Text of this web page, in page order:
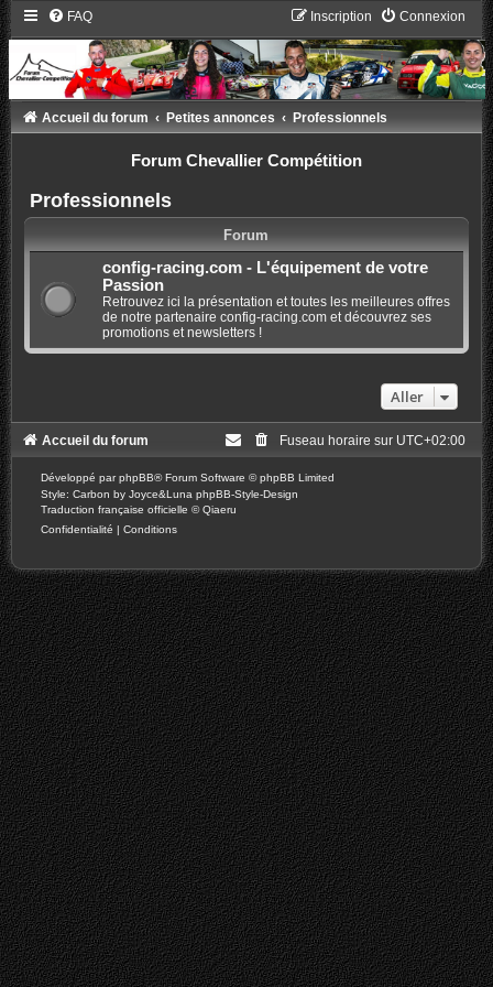
FAQ Connexion
Inscription
Accueil du forum Petites annonces Professionnels
Forum Chevallier Compétition
Professionnels
Forum
config-racing.com - L'équipement de votre
Passion
Retrouvez ici la présentation et toutes les meilleures offres
de notre partenaire config-racing.com et découvrez ses
promotions et newsletters !
Aller
Accueil du forum Fuseau horaire sur UTC+02:00
Développé parphpBB® Forum Software © phpBB Limited
Style: Carbon by Joyce&Luna phpBB-Style-Design
Traduction française officielle ©Qiaeru
Confidentialité | Conditions